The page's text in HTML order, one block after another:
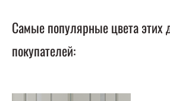
Самые популярные цвета этих
покупателей: